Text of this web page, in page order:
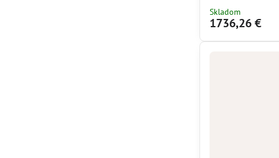
Skladom
1736,26 €